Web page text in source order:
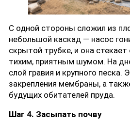
С одной стороны сложил из
небольшой каскад — насос
скрытой трубке, и она
тихим, приятным шумом. На
слой гравия и крупного песка.
закрепления мембраны, а
будущих обитателей пруда.
Шаг 4. Засыпать почву